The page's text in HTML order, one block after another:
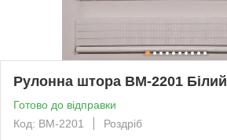
Рулонна штора ВМ-2201 Білий
Готово до відправки
Код: ВМ-2201
Роздріб